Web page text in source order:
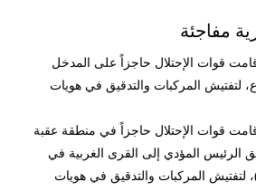
مفاجئة
الساعة 08:40 أقامت قوات الإحتلال حاجزاً على المدخل
لتفتيش المركبات والتدقيق في هويات
الساعة 10:30 أقامت قوات الإحتلال حاجزاً في منطقة عقبة
الرئيس المؤدي إلى القرى الغربية في
لتفتيش المركبات والتدقيق في هويات